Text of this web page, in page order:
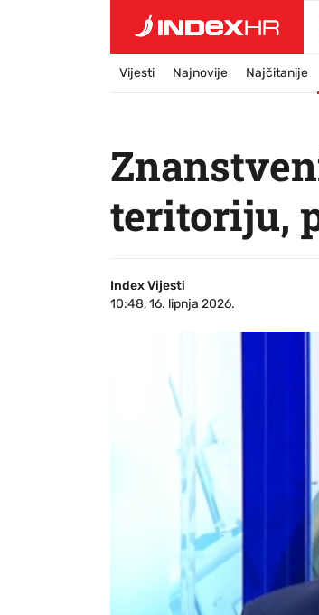
Vijesti Najnovije Najčitanije
teritoriju,
Index Vijesti
10:48, 16. lipnja 2026.